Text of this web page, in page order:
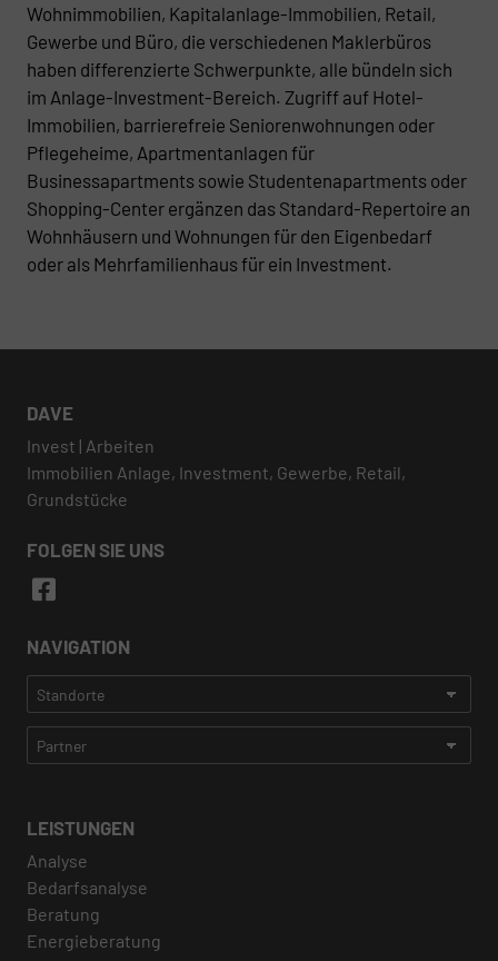
Wohnimmobilien, Kapitalanlage-Immobilien, Retail,
Gewerbe und Büro, die verschiedenen Maklerbüros
haben differenzierte Schwerpunkte, alle bündeln sich
im Anlage-Investment-Bereich. Zugriff auf Hotel-
Immobilien, barrierefreie Seniorenwohnungen oder
Pflegeheime, Apartmentanlagen für
Businessapartments sowie Studentenapartments oder
Shopping-Center ergänzen das Standard-Repertoire an
Wohnhäusern und Wohnungen für den Eigenbedarf
oder als Mehrfamilienhaus für ein Investment.
DAVE
Invest | Arbeiten
Immobilien Anlage, Investment, Gewerbe, Retail,
Grundstücke
FOLGEN SIE UNS
NAVIGATION
LEISTUNGEN
Analyse
Bedarfsanalyse
Beratung
Energieberatung